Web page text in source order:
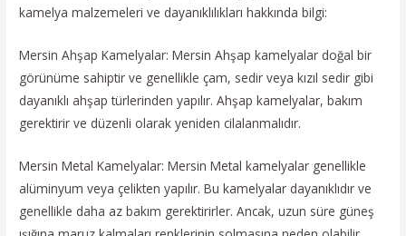
kamelya malzemeleri ve dayanıklılıkları hakkında bilgi:
Mersin Ahşap Kamelyalar: Mersin Ahşap kamelyalar doğal bir
görünüme sahiptir ve genellikle çam, sedir veya kızıl sedir gibi
dayanıklı ahşap türlerinden yapılır. Ahşap kamelyalar, bakım
gerektirir ve düzenli olarak yeniden cilalanmalıdır.
Mersin Metal Kamelyalar: Mersin Metal kamelyalar genellikle
alüminyum veya çelikten yapılır. Bu kamelyalar dayanıklıdır ve
genellikle daha az bakım gerektirirler. Ancak, uzun süre güneş